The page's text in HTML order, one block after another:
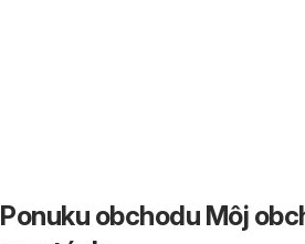
Ponuku obchodu Môj